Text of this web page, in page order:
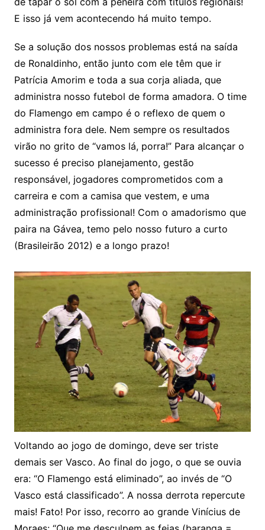
E isso já vem acontecendo há muito tempo.
Se a solução dos nossos problemas está na saída
de Ronaldinho, então junto com ele têm que ir
Patrícia Amorim e toda a sua corja aliada, que
administra nosso futebol de forma amadora. O time
do Flamengo em campo é o reflexo de quem o
administra fora dele. Nem sempre os resultados
virão no grito de “vamos lá, porra!” Para alcançar o
sucesso é preciso planejamento, gestão
responsável, jogadores comprometidos com a
carreira e com a camisa que vestem, e uma
administração profissional! Com o amadorismo que
paira na Gávea, temo pelo nosso futuro a curto
(Brasileirão 2012) e a longo prazo!
Voltando ao jogo de domingo, deve ser triste
demais ser Vasco. Ao final do jogo, o que se ouvia
era: “O Flamengo está eliminado”, ao invés de “O
Vasco está classificado”. A nossa derrota repercute
mais! Fato! Por isso, recorro ao grande Vinícius de